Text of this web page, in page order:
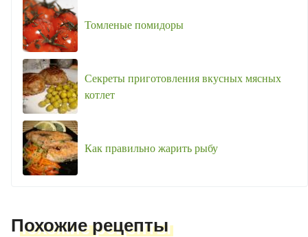
Томленые помидоры
Секреты приготовления вкусных мясных
котлет
Как правильно жарить рыбу
Похожие рецепты